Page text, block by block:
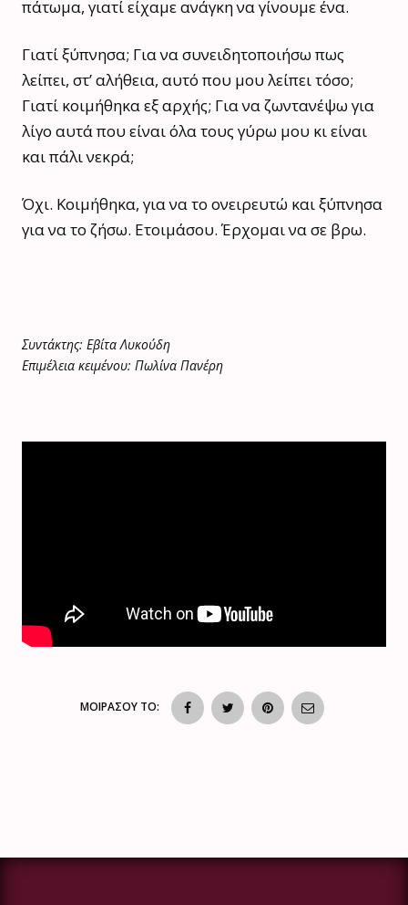
πάτωμα, γιατί είχαμε ανάγκη να γίνουμε ένα.
Γιατί ξύπνησα; Για να συνειδητοποιήσω πως
λείπει, στ’ αλήθεια, αυτό που μου λείπει τόσο;
Γιατί κοιμήθηκα εξ αρχής; Για να ζωντανέψω για
λίγο αυτά που είναι όλα τους γύρω μου κι είναι
και πάλι νεκρά;
Όχι. Κοιμήθηκα, για να το ονειρευτώ και ξύπνησα
για να το ζήσω. Ετοιμάσου. Έρχομαι να σε βρω.
Συντάκτης: Εβίτα Λυκούδη
Επιμέλεια κειμένου: Πωλίνα Πανέρη
ΜΟΙΡΑΣΟΥ ΤΟ: